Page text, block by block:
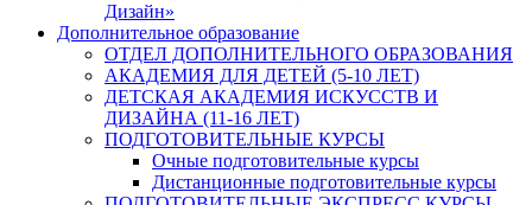
Дизайн»
Дополнительное образование
ОТДЕЛ ДОПОЛНИТЕЛЬНОГО ОБРАЗОВАНИЯ
АКАДЕМИЯ ДЛЯ ДЕТЕЙ (5-10 ЛЕТ)
ДЕТСКАЯ АКАДЕМИЯ ИСКУССТВ И
ДИЗАЙНА (11-16 ЛЕТ)
ПОДГОТОВИТЕЛЬНЫЕ КУРСЫ
Очные подготовительные курсы
Дистанционные подготовительные курсы